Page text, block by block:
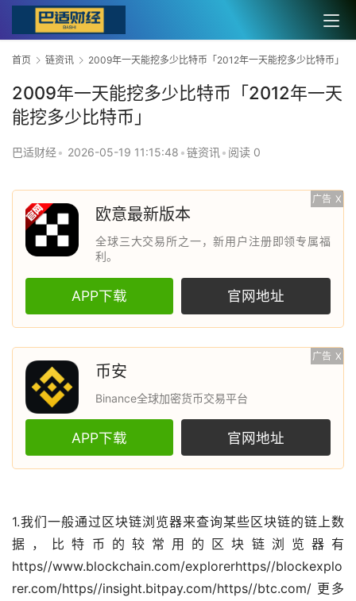
首页 链资讯 2009年一天能挖多少比特币「2012年一天能挖多少比特币」
2009年一天能挖多少比特币「2012年一天
能挖多少比特币」
巴适财经• 2026-05-19 11:15:48 •链资讯 • 阅读 0
广告 X
欧意最新版本
全球三大交易所之一，新用户注册即领专属福
利。
APP下载 官网地址
广告 X
币安
Binance全球加密货币交易平台
APP下载 官网地址
1.我们一般通过区块链浏览器来查询某些区块链的链上数
据， 比特币 的较常用的区块链浏览器有
https//www.blockchain.com/explorerhttps//blockexplo
rer.com/https//insight.bitpay.com/https//btc.com/ 更多